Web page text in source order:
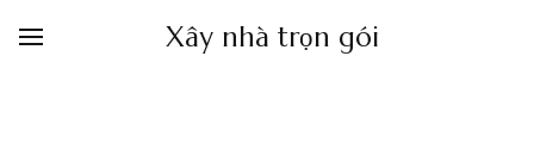
Xây nhà trọn gói